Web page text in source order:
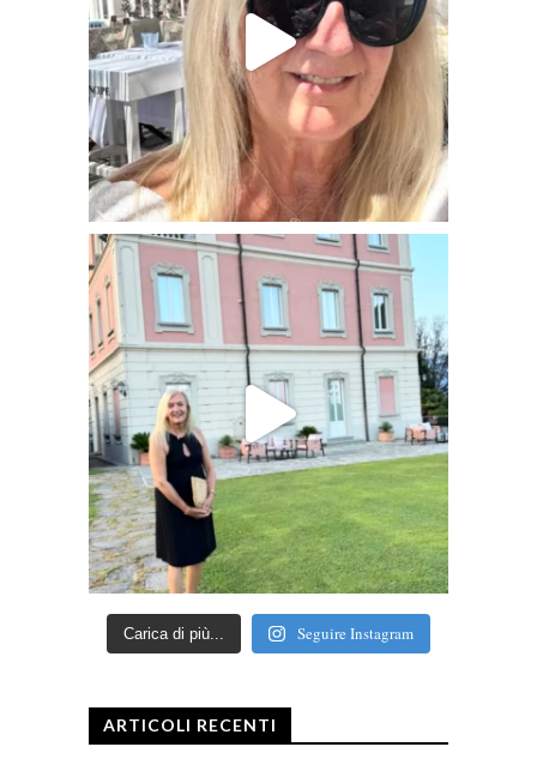
Carica di più... Seguire Instagram
ARTICOLI RECENTI